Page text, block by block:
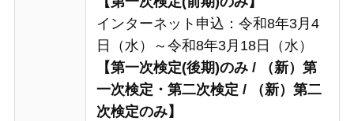
インターネット申込：令和8年3月4
日（水）～令和8年3月18日（水）
【第一次検定(後期)のみ/
（新）第
一次検定・第二次検定 / （新）第二
次検定のみ】